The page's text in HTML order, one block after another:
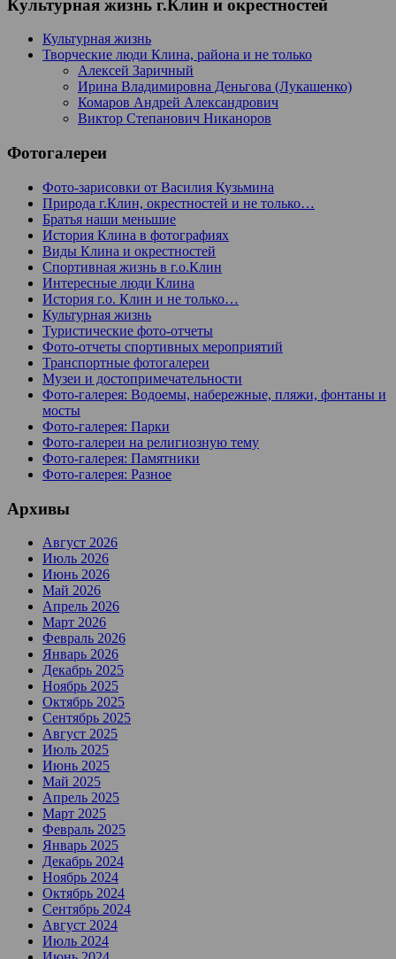
Культурная жизнь г.Клин и окрестностей
Культурная жизнь
Творческие люди Клина, района и не только
Алексей Заричный
Ирина Владимировна Деньгова (Лукашенко)
Комаров Андрей Александрович
Виктор Степанович Никаноров
Фотогалереи
Фото-зарисовки от Василия Кузьмина
Природа г.Клин, окрестностей и не только…
Братья наши меньшие
История Клина в фотографиях
Виды Клина и окрестностей
Спортивная жизнь в г.о.Клин
Интересные люди Клина
История г.о. Клин и не только…
Культурная жизнь
Туристические фото-отчеты
Фото-отчеты спортивных мероприятий
Транспортные фотогалереи
Музеи и достопримечательности
Фото-галерея: Водоемы, набережные, пляжи, фонтаны и
мосты
Фото-галерея: Парки
Фото-галереи на религиозную тему
Фото-галерея: Памятники
Фото-галерея: Разное
Архивы
Август 2026
Июль 2026
Июнь 2026
Май 2026
Апрель 2026
Март 2026
Февраль 2026
Январь 2026
Декабрь 2025
Ноябрь 2025
Октябрь 2025
Сентябрь 2025
Август 2025
Июль 2025
Июнь 2025
Май 2025
Апрель 2025
Март 2025
Февраль 2025
Январь 2025
Декабрь 2024
Ноябрь 2024
Октябрь 2024
Сентябрь 2024
Август 2024
Июль 2024